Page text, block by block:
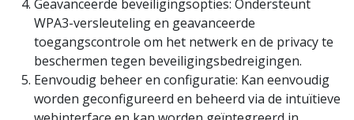
Geavanceerde beveiligingsopties: Ondersteunt
WPA3-versleuteling en geavanceerde
toegangscontrole om het netwerk en de privacy te
beschermen tegen beveiligingsbedreigingen.
Eenvoudig beheer en configuratie: Kan eenvoudig
worden geconfigureerd en beheerd via de intuïtieve